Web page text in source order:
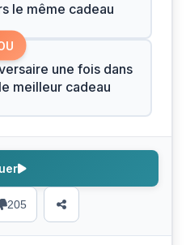
le même cadeau
une fois dans
meilleur cadeau
205